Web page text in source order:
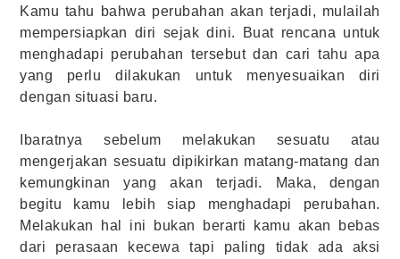
Kamu tahu bahwa perubahan akan terjadi, mulailah
mempersiapkan diri sejak dini. Buat rencana untuk
menghadapi perubahan tersebut dan cari tahu apa
yang perlu dilakukan untuk menyesuaikan diri
dengan situasi baru.
Ibaratnya sebelum melakukan sesuatu atau
mengerjakan sesuatu dipikirkan matang-matang dan
kemungkinan yang akan terjadi. Maka, dengan
begitu kamu lebih siap menghadapi perubahan.
Melakukan hal ini bukan berarti kamu akan bebas
dari perasaan kecewa tapi paling tidak ada aksi